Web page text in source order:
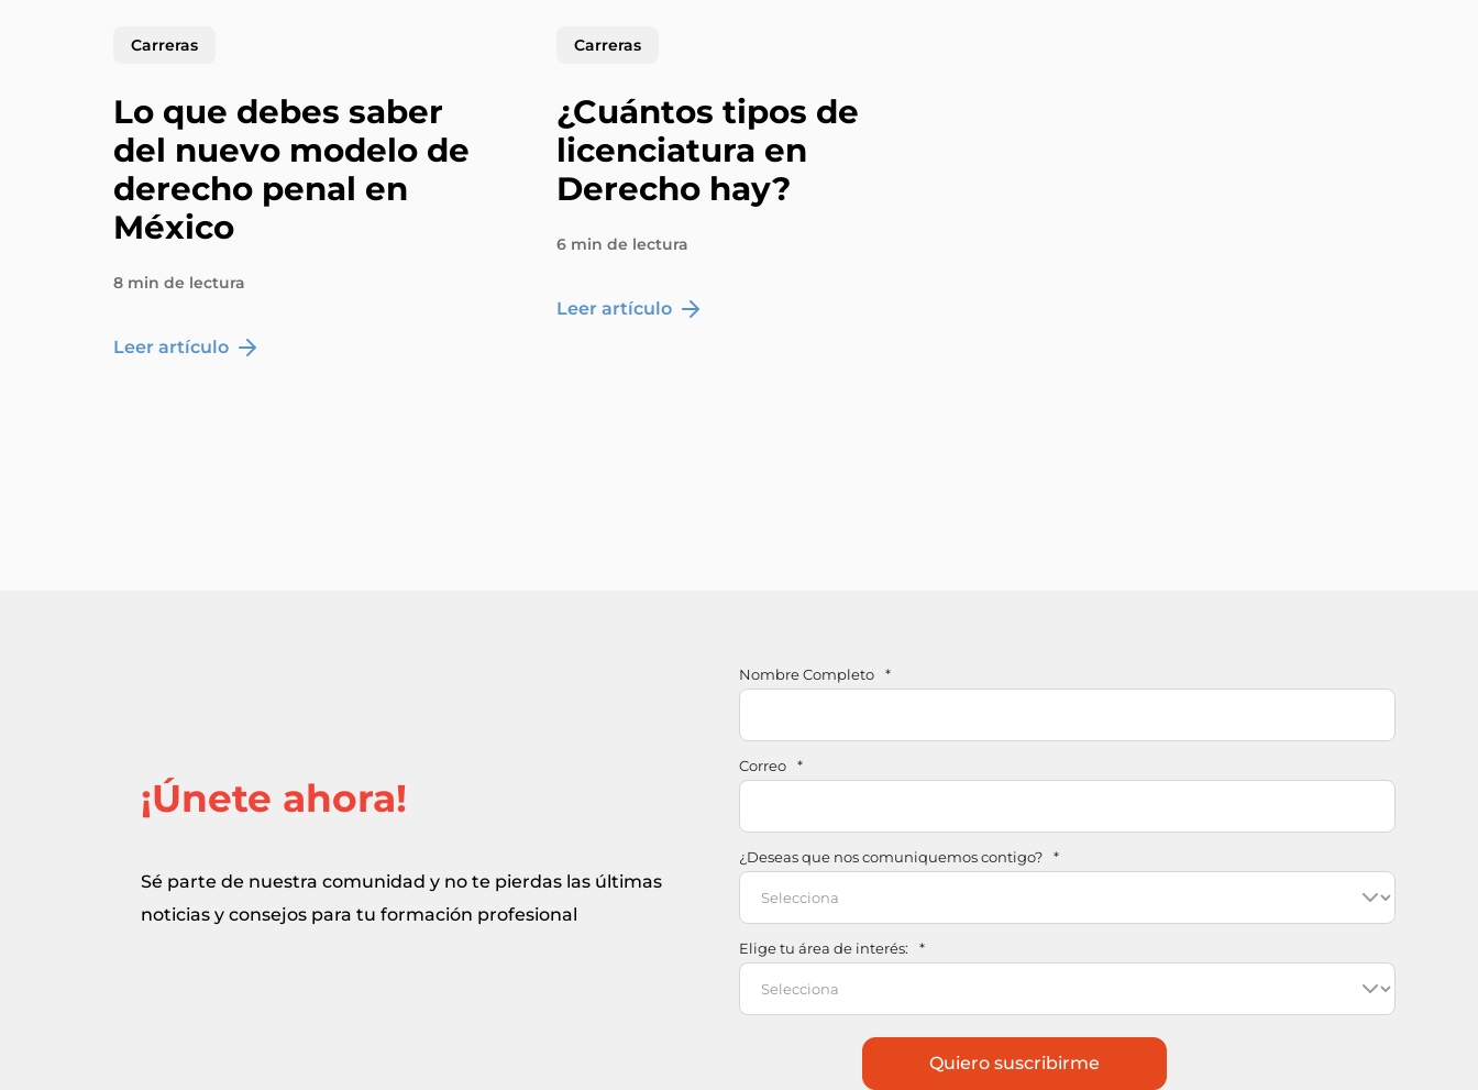
Carreras
Lo que debes saber
del nuevo modelo de
derecho penal en
México
8 min de lectura
Leer artículo
Carreras
¿Cuántos tipos de
licenciatura en
Derecho hay?
6 min de lectura
Leer artículo
¡Únete ahora!
Sé parte de nuestra comunidad y no te pierdas las últimas
noticias y consejos para tu formación profesional
Nombre Completo *
Correo *
¿Deseas que nos comuniquemos contigo? *
Elige tu área de interés: *